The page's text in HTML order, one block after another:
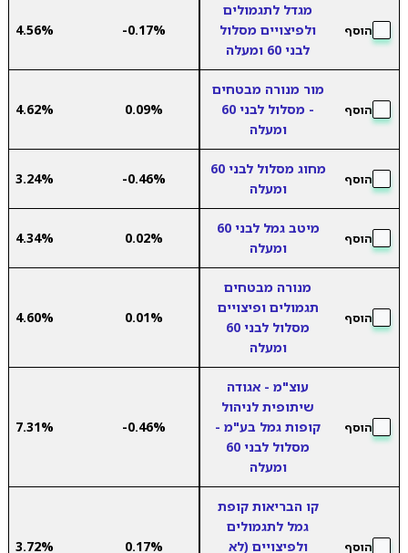
הוסף
מגדל לתגמולים
ולפיצויים מסלול
לבני 60 ומעלה
-0.17%
4.56%
הוסף
מור מנורה מבטחים
- מסלול לבני 60
ומעלה
0.09%
4.62%
הוסף
מחוג מסלול לבני 60
ומעלה
-0.46%
3.24%
הוסף
מיטב גמל לבני 60
ומעלה
0.02%
4.34%
הוסף
מנורה מבטחים
תגמולים ופיצויים
מסלול לבני 60
ומעלה
0.01%
4.60%
הוסף
עוצ"מ - אגודה
שיתופית לניהול
קופות גמל בע"מ -
מסלול לבני 60
ומעלה
-0.46%
7.31%
הוסף
קו הבריאות קופת
גמל לתגמולים
ולפיצויים (לא
0.17%
3.72%